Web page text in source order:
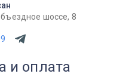
шоссе, 8
и оплата